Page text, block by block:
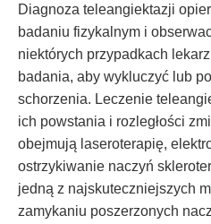
Diagnoza teleangiektazji
badaniu fizykalnym i
niektórych przypadkach
badania, aby wykluczyć lub
schorzenia. Leczenie
ich powstania i rozległości
obejmują laseroterapię,
ostrzykiwanie naczyń
jedną z najskuteczniejszych
zamykaniu poszerzonych